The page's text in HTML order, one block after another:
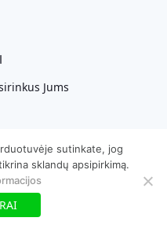
Jums
sutinkate, jog
sklandų apsipirkimą.